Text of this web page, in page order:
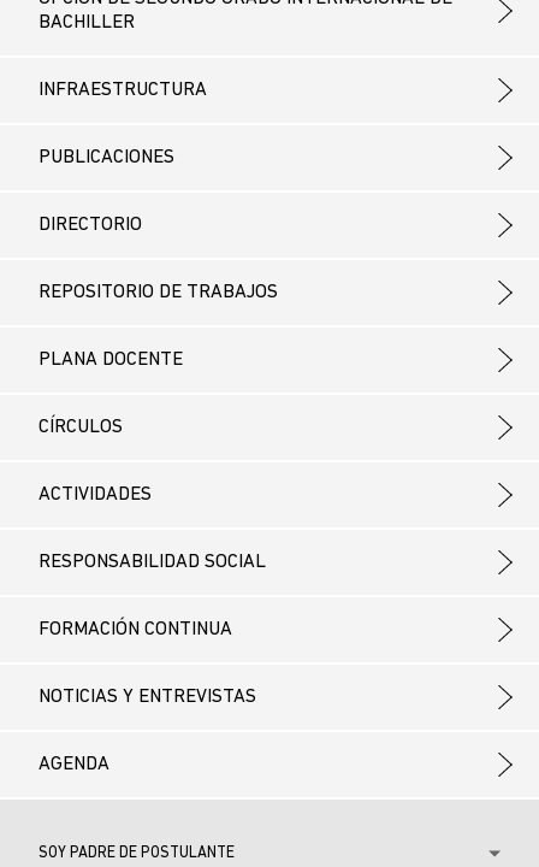
BACHILLER
INFRAESTRUCTURA
PUBLICACIONES
DIRECTORIO
REPOSITORIO DE TRABAJOS
PLANA DOCENTE
CÍRCULOS
ACTIVIDADES
RESPONSABILIDAD SOCIAL
FORMACIÓN CONTINUA
NOTICIAS Y ENTREVISTAS
AGENDA
Referrer